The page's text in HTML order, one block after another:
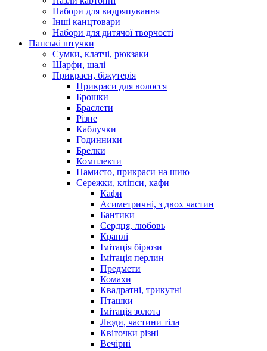
Набори для видряпування
Інші канцтовари
Набори для дитячої творчості
Панські штучки
Сумки, клатчі, рюкзаки
Шарфи, шалі
Прикраси, біжутерія
Прикраси для волосся
Брошки
Браслети
Різне
Каблучки
Годинники
Брелки
Комплекти
Намисто, прикраси на шию
Сережки, кліпси, кафи
Кафи
Асиметричні, з двох частин
Бантики
Сердця, любовь
Краплі
Імітація бірюзи
Імітація перлин
Предмети
Комахи
Квадратні, трикутні
Пташки
Імітація золота
Люди, частини тіла
Квіточки різні
Вечірні